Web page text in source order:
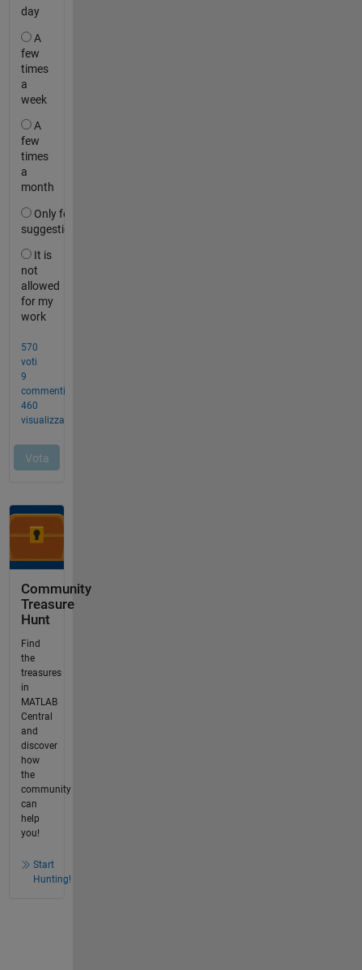
Community
Treasure
Hunt
Find
the
treasures
in
MATLAB
Central
and
discover
how
the
community
can
help
you!
Start
Hunting!